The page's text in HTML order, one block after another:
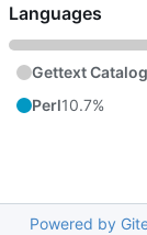
Languages
Gettext Catalog
Perl10.7%
Powered by